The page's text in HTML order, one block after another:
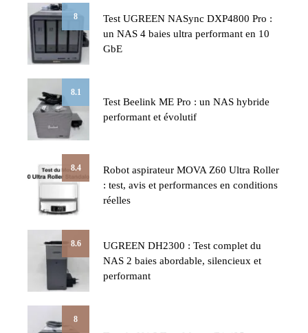
8
Test UGREEN NASync DXP4800 Pro :
un NAS 4 baies ultra performant en 10
GbE
8.1
Test Beelink ME Pro : un NAS hybride
performant et évolutif
8.4
Robot aspirateur MOVA Z60 Ultra Roller
: test, avis et performances en conditions
réelles
8.6
UGREEN DH2300 : Test complet du
NAS 2 baies abordable, silencieux et
performant
8